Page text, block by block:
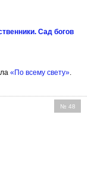
Сад богов
«По всему свету».
№ 48